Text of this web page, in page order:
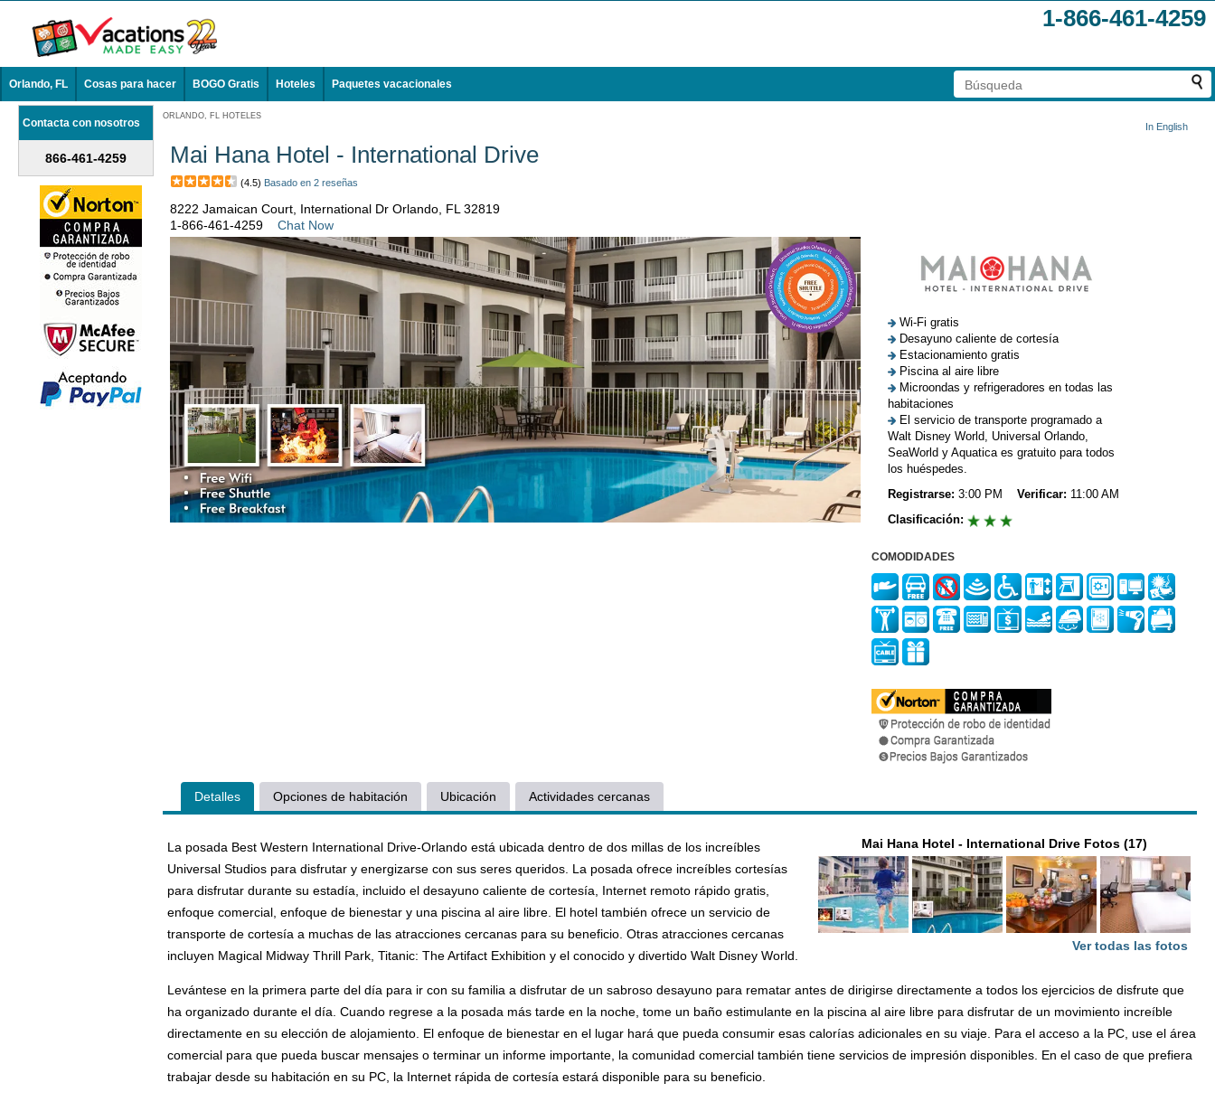
1-866-461-4259
Orlando, FL Cosas para hacer BOGO Gratis Hoteles Paquetes vacacionales
Contacta con nosotros
866-461-4259
ORLANDO, FL HOTELES
In English
Mai Hana Hotel - International Drive
(4.5) Basado en 2 reseñas
8222 Jamaican Court, International Dr Orlando, FL 32819
1-866-461-4259
Chat Now
Wi-Fi gratis
Desayuno caliente de cortesía
Estacionamiento gratis
Piscina al aire libre
Microondas y refrigeradores en todas las
habitaciones
El servicio de transporte programado a
Walt Disney World, Universal Orlando,
SeaWorld y Aquatica es gratuito para todos
los huéspedes.
Registrarse: 3:00 PM Verificar: 11:00 AM
Clasificación:
COMODIDADES
Detalles Opciones de habitación Ubicación Actividades cercanas
Mai Hana Hotel - International Drive Fotos (17)
Ver todas las fotos
La posada Best Western International Drive-Orlando está ubicada dentro de dos millas de los increíbles
Universal Studios para disfrutar y energizarse con sus seres queridos. La posada ofrece increíbles cortesías
para disfrutar durante su estadía, incluido el desayuno caliente de cortesía, Internet remoto rápido gratis,
enfoque comercial, enfoque de bienestar y una piscina al aire libre. El hotel también ofrece un servicio de
transporte de cortesía a muchas de las atracciones cercanas para su beneficio. Otras atracciones cercanas
incluyen Magical Midway Thrill Park, Titanic: The Artifact Exhibition y el conocido y divertido Walt Disney World.
Levántese en la primera parte del día para ir con su familia a disfrutar de un sabroso desayuno para rematar antes de dirigirse directamente a todos los ejercicios de disfrute que
ha organizado durante el día. Cuando regrese a la posada más tarde en la noche, tome un baño estimulante en la piscina al aire libre para disfrutar de un movimiento increíble
directamente en su elección de alojamiento. El enfoque de bienestar en el lugar hará que pueda consumir esas calorías adicionales en su viaje. Para el acceso a la PC, use el área
comercial para que pueda buscar mensajes o terminar un informe importante, la comunidad comercial también tiene servicios de impresión disponibles. En el caso de que prefiera
trabajar desde su habitación en su PC, la Internet rápida de cortesía estará disponible para su beneficio.